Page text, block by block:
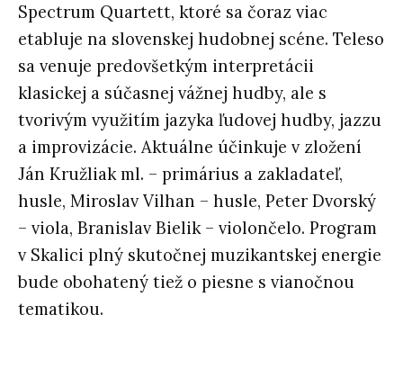
Spectrum Quartett, ktoré sa čoraz viac
etabluje na slovenskej hudobnej scéne. Teleso
sa venuje predovšetkým interpretácii
klasickej a súčasnej vážnej hudby, ale s
tvorivým využitím jazyka ľudovej hudby, jazzu
a improvizácie. Aktuálne účinkuje v zložení
Ján Kružliak ml. – primárius a zakladateľ,
husle, Miroslav Vilhan – husle, Peter Dvorský
– viola, Branislav Bielik – violončelo. Program
v Skalici plný skutočnej muzikantskej energie
bude obohatený tiež o piesne s vianočnou
tematikou.